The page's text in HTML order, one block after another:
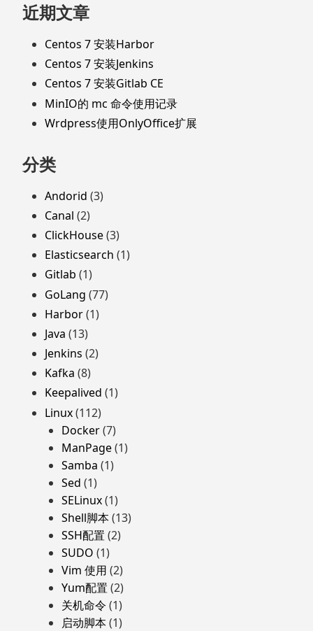
近期文章
Centos 7 安装Harbor
Centos 7 安装Jenkins
Centos 7 安装Gitlab CE
MinIO的 mc 命令使用记录
Wrdpress使用OnlyOffice扩展
分类
Andorid (3)
Canal (2)
ClickHouse(3)
Elasticsearch (1)
Gitlab (1)
GoLang (77)
Harbor(1)
Java (13)
Jenkins (2)
Kafka (8)
Keepalived (1)
Linux(112)
Docker(7)
ManPage(1)
Samba (1)
Sed (1)
SELinux(1)
Shell脚本(13)
SSH配置 (2)
SUDO (1)
Vim 使用 (2)
Yum配置 (2)
关机命令 (1)
启动脚本(1)